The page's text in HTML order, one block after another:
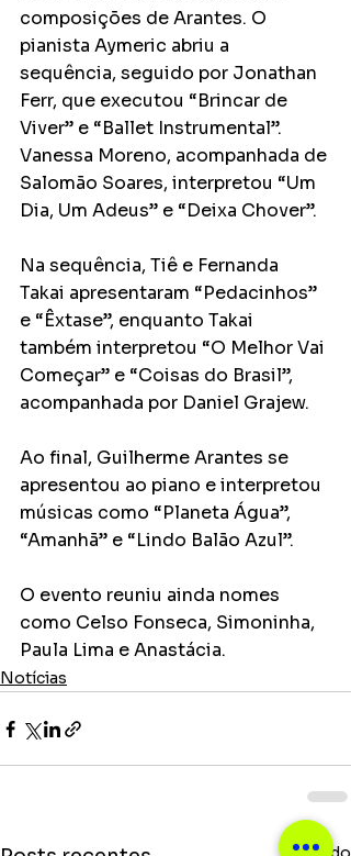
composições de Arantes. O
pianista Aymeric abriu a
sequência, seguido por Jonathan
Ferr, que executou “Brincar de
Viver” e “Ballet Instrumental”.
Vanessa Moreno, acompanhada de
Salomão Soares, interpretou “Um
Dia, Um Adeus” e “Deixa Chover”.
Na sequência, Tiê e Fernanda
Takai apresentaram “Pedacinhos”
e “Êxtase”, enquanto Takai
também interpretou “O Melhor Vai
Começar” e “Coisas do Brasil”,
acompanhada por Daniel Grajew.
Ao final, Guilherme Arantes se
apresentou ao piano e interpretou
músicas como “Planeta Água”,
“Amanhã” e “Lindo Balão Azul”.
O evento reuniu ainda nomes
como Celso Fonseca, Simoninha,
Paula Lima e Anastácia.
Notícias